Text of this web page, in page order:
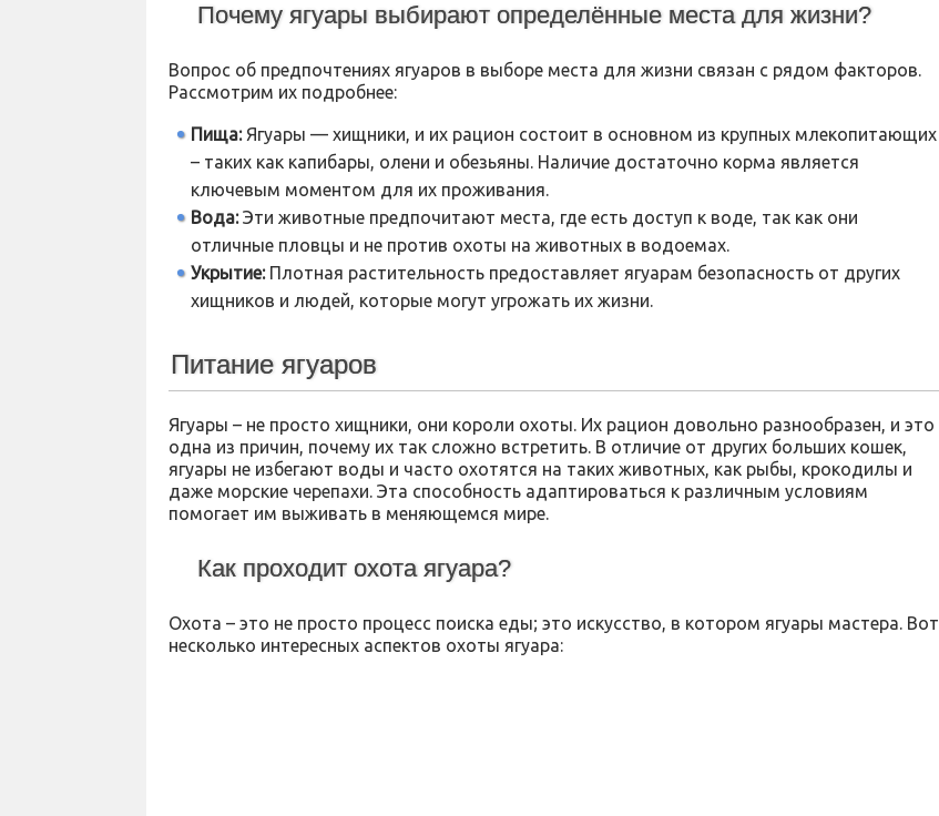
Почему ягуары выбирают определённые места для жизни?
Вопрос об предпочтениях ягуаров в выборе места для жизни связан с рядом факторов.
Рассмотрим их подробнее:
Пища:Ягуары — хищники, и их рацион состоит в основном из крупных млекопитающих
– таких как капибары, олени и обезьяны. Наличие достаточно корма является
ключевым моментом для их проживания.
Вода:Эти животные предпочитают места, где есть доступ к воде, так как они
отличные пловцы и не против охоты на животных в водоемах.
Укрытие:Плотная растительность предоставляет ягуарам безопасность от других
хищников и людей, которые могут угрожать их жизни.
Питание ягуаров
Ягуары – не просто хищники, они короли охоты. Их рацион довольно разнообразен, и это
одна из причин, почему их так сложно встретить. В отличие от других больших кошек,
ягуары не избегают воды и часто охотятся на таких животных, как рыбы, крокодилы и
даже морские черепахи. Эта способность адаптироваться к различным условиям
помогает им выживать в меняющемся мире.
Как проходит охота ягуара?
Охота – это не просто процесс поиска еды; это искусство, в котором ягуары мастера. Вот
несколько интересных аспектов охоты ягуара: